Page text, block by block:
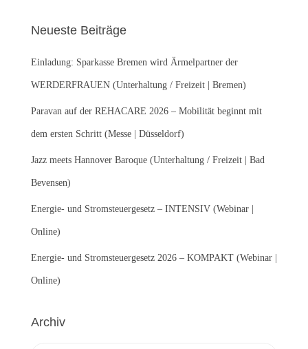
n
a
c
:
Neueste Beiträge
Einladung: Sparkasse Bremen wird Ärmelpartner der
WERDERFRAUEN (Unterhaltung / Freizeit | Bremen)
Paravan auf der REHACARE 2026 – Mobilität beginnt mit
dem ersten Schritt (Messe | Düsseldorf)
Jazz meets Hannover Baroque (Unterhaltung / Freizeit | Bad
Bevensen)
Energie- und Stromsteuergesetz – INTENSIV (Webinar |
Online)
Energie- und Stromsteuergesetz 2026 – KOMPAKT (Webinar |
Online)
Archiv